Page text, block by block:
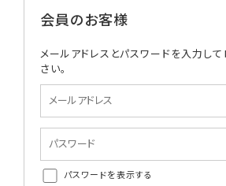
会員のお客様
メールアドレスとパスワードを入力して
さい。
パスワードを表示する